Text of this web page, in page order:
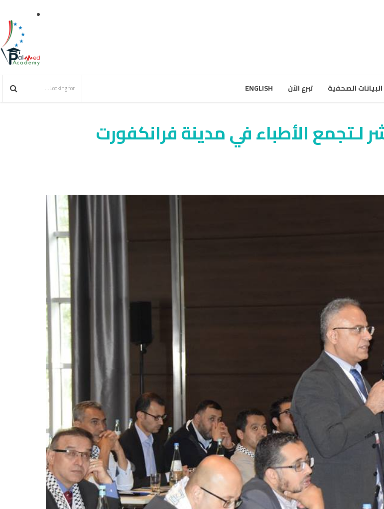
البيانات الصحفية تبرع الآن ENGLISH
لـتجمع الأطباء في مدينة فرانكفورت